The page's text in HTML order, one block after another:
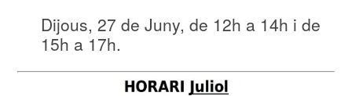
Dijous, 27 de Juny, de 12h a 14h i de
15h a 17h.